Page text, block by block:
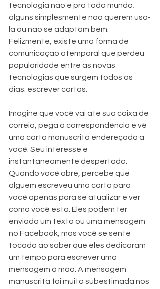
tecnologia não é pra todo mundo;
alguns simplesmente não querem usá-
la ou não se adaptam bem.
Felizmente, existe uma forma de
comunicação atemporal que perdeu
popularidade entre as novas
tecnologias que surgem todos os
dias: escrever cartas.
Imagine que você vai até sua caixa de
correio, pega a correspondência e vê
uma carta manuscrita endereçada a
você. Seu interesse é
instantaneamente despertado.
Quando você abre, percebe que
alguém escreveu uma carta para
você apenas para se atualizar e ver
como você está. Eles podem ter
enviado um texto ou uma mensagem
no Facebook, mas você se sente
tocado ao saber que eles dedicaram
um tempo para escrever uma
mensagem à mão. A mensagem
manuscrita foi muito subestimada nos